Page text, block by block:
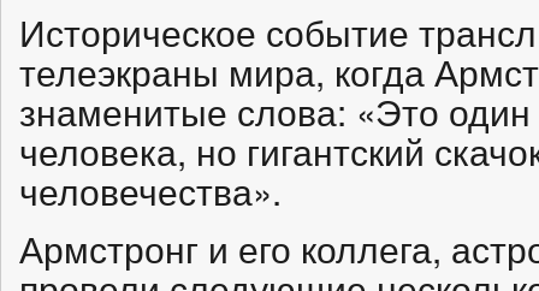
Историческое событие
телеэкраны мира, когда
знаменитые слова: «Это
человека, но гигантский
человечества».
Армстронг и его коллега,